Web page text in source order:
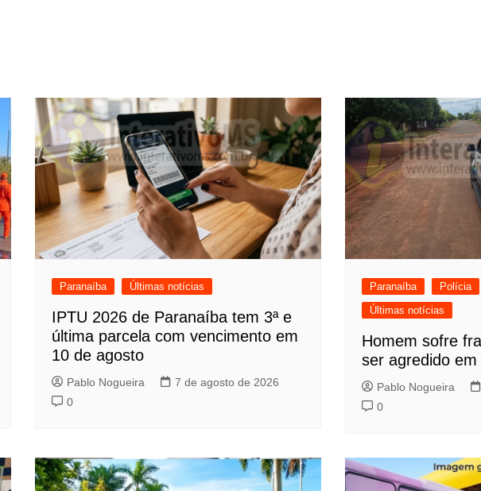
Paranaíba Últimas notícias
IPTU 2026 de Paranaíba tem 3ª e
última parcela com vencimento em
10 de agosto
Pablo Nogueira
7 de agosto de 2026
0
Paranaíba Polícia
Últimas notícias
Homem sofre
ser agredido
Pablo Nogueira
0